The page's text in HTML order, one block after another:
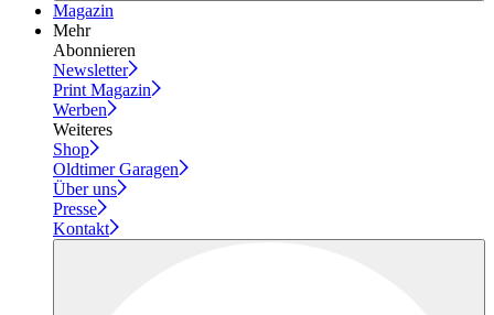
Magazin
Mehr
Abonnieren
Newsletter
Print Magazin
Werben
Weiteres
Shop
Oldtimer Garagen
Über uns
Presse
Kontakt